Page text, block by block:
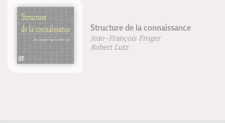
Structure de la connaissance
Jean-François Froger
Robert Lutz